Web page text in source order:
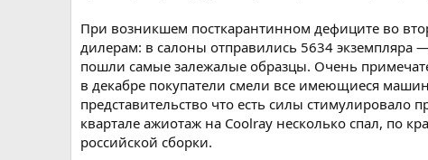
При возникшем посткарантинном дефиците во
дилерам: в салоны отправились 5634 экземпляра
пошли самые залежалые образцы. Очень
в декабре покупатели смели все имеющиеся
представительство что есть силы
квартале ажиотаж на Coolray несколько спал, по
российской сборки.